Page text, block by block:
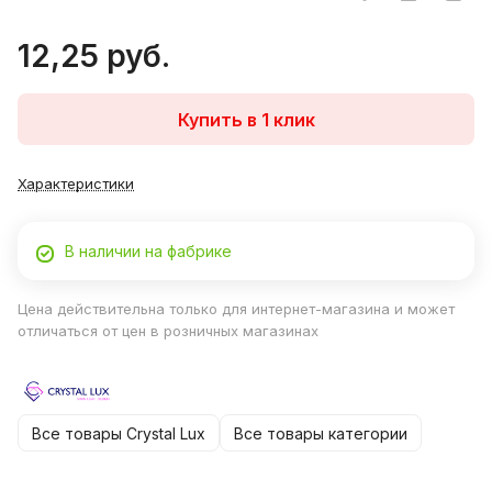
12,25 руб.
Купить в 1 клик
Характеристики
В наличии на фабрике
Цена действительна только для интернет-магазина и может
отличаться от цен в розничных магазинах
Все товары Crystal Lux Все товары категории